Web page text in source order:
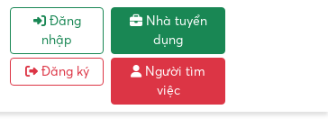
Đăng
nhập
Đăng ký
Nhà tuyển
dụng
Người tìm
việc